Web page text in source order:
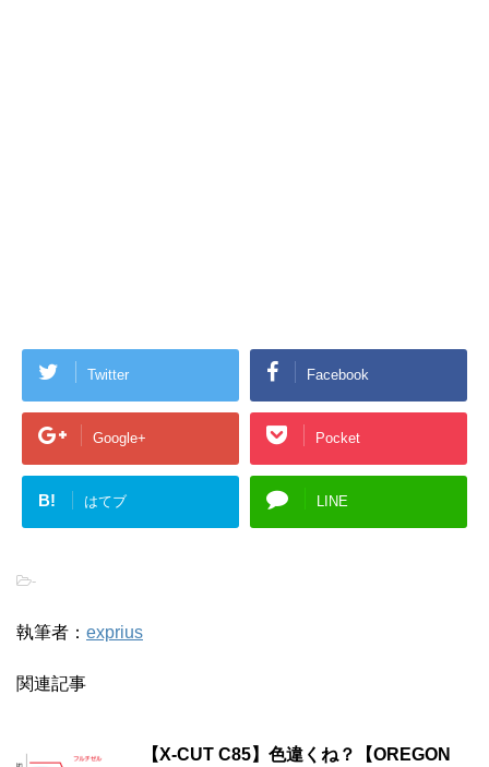
Twitter Facebook
Google+ Pocket
B! はてブ LINE
-
執筆者： exprius
関連記事
【X-CUT C85】色違くね？【OREGON